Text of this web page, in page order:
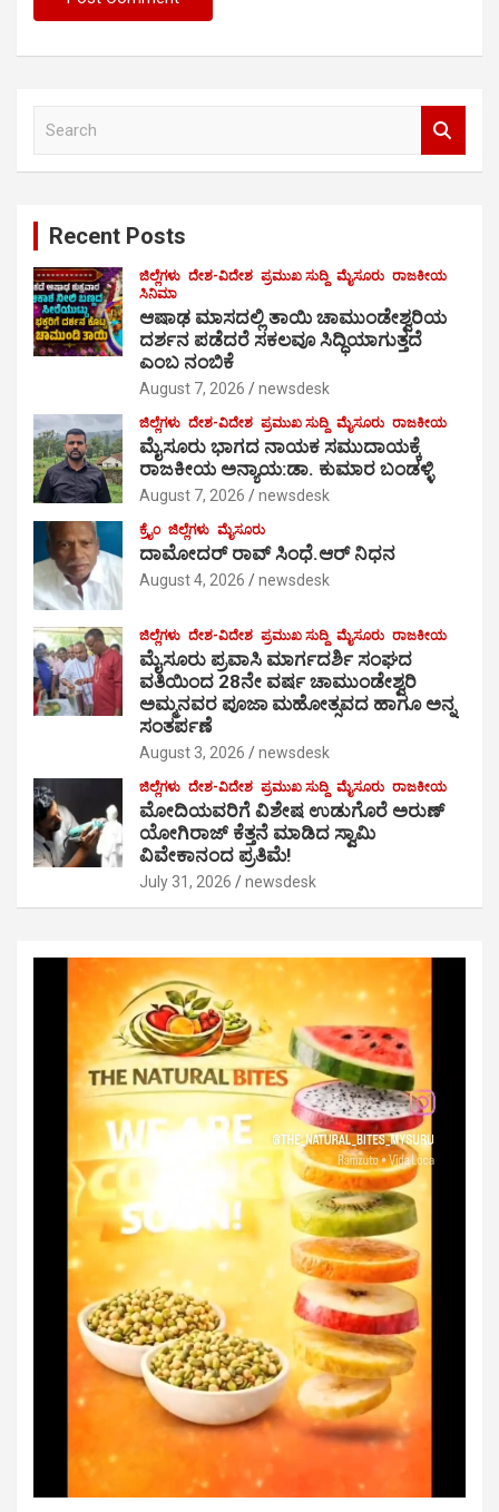
Recent Posts
ಜಿಲ್ಲೆಗಳು ದೇಶ-ವಿದೇಶ ಪ್ರಮುಖ ಸುದ್ದಿ ಮೈಸೂರು ರಾಜಕೀಯ
ಸಿನಿಮಾ
ಆಷಾಢ ಮಾಸದಲ್ಲಿ ತಾಯಿ ಚಾಮುಂಡೇಶ್ವರಿಯ
ದರ್ಶನ ಪಡೆದರೆ ಸಕಲವೂ ಸಿದ್ಧಿಯಾಗುತ್ತದೆ
ಎಂಬ ನಂಬಿಕೆ
August 7, 2026 newsdesk
ಜಿಲ್ಲೆಗಳು ದೇಶ-ವಿದೇಶ ಪ್ರಮುಖ ಸುದ್ದಿ ಮೈಸೂರು ರಾಜಕೀಯ
ಮೈಸೂರು ಭಾಗದ ನಾಯಕ ಸಮುದಾಯಕ್ಕೆ
ರಾಜಕೀಯ ಅನ್ಯಾಯ:ಡಾ. ಕುಮಾರ ಬಂಡಳ್ಳಿ
August 7, 2026 newsdesk
ಕ್ರೈಂ ಜಿಲ್ಲೆಗಳು ಮೈಸೂರು
ದಾಮೋದರ್ ರಾವ್ ಸಿಂಧೆ.ಆರ್ ನಿಧನ
August 4, 2026 newsdesk
ಜಿಲ್ಲೆಗಳು ದೇಶ-ವಿದೇಶ ಪ್ರಮುಖ ಸುದ್ದಿ ಮೈಸೂರು ರಾಜಕೀಯ
ಮೈಸೂರು ಪ್ರವಾಸಿ ಮಾರ್ಗದರ್ಶಿ ಸಂಘದ
ವತಿಯಿಂದ 28ನೇ ವರ್ಷ ಚಾಮುಂಡೇಶ್ವರಿ
ಅಮ್ಮನವರ ಪೂಜಾ ಮಹೋತ್ಸವದ ಹಾಗೂ ಅನ್ನ
ಸಂತರ್ಪಣೆ
August 3, 2026 newsdesk
ಜಿಲ್ಲೆಗಳು ದೇಶ-ವಿದೇಶ ಪ್ರಮುಖ ಸುದ್ದಿ ಮೈಸೂರು ರಾಜಕೀಯ
ಮೋದಿಯವರಿಗೆ ವಿಶೇಷ ಉಡುಗೊರೆ ಅರುಣ್
ಯೋಗಿರಾಜ್ ಕೆತ್ತನೆ ಮಾಡಿದ ಸ್ವಾಮಿ
ವಿವೇಕಾನಂದ ಪ್ರತಿಮೆ!
July 31, 2026 newsdesk